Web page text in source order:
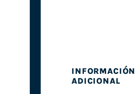
INFORMACIÓN
ADICIONAL